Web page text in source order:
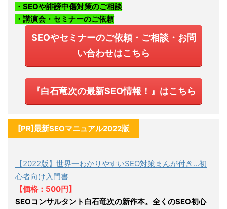
・SEOや誹謗中傷対策のご相談
・講演会・セミナーのご依頼
SEOやセミナーのご依頼・ご相談・お問
い合わせはこちら
『白石竜次の最新SEO情報！』はこちら
[PR]最新SEOマニュアル2022版
【2022版】世界一わかりやすいSEO対策まんが付き…初
心者向け入門書
【価格：500円】
SEOコンサルタント白石竜次の新作本。全くのSEO初心